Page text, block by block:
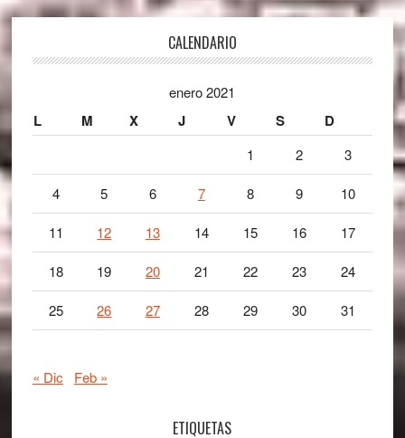
CALENDARIO
enero 2021
L M X J V S D
1 2 3
4 5 6 7 8 9 10
11 12 13 14 15 16 17
18 19 20 21 22 23 24
25 26 27 28 29 30 31
« Dic Feb »
ETIQUETAS